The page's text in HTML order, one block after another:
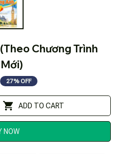
Chương Trình
27% OFF
ADD TO CART
NOW